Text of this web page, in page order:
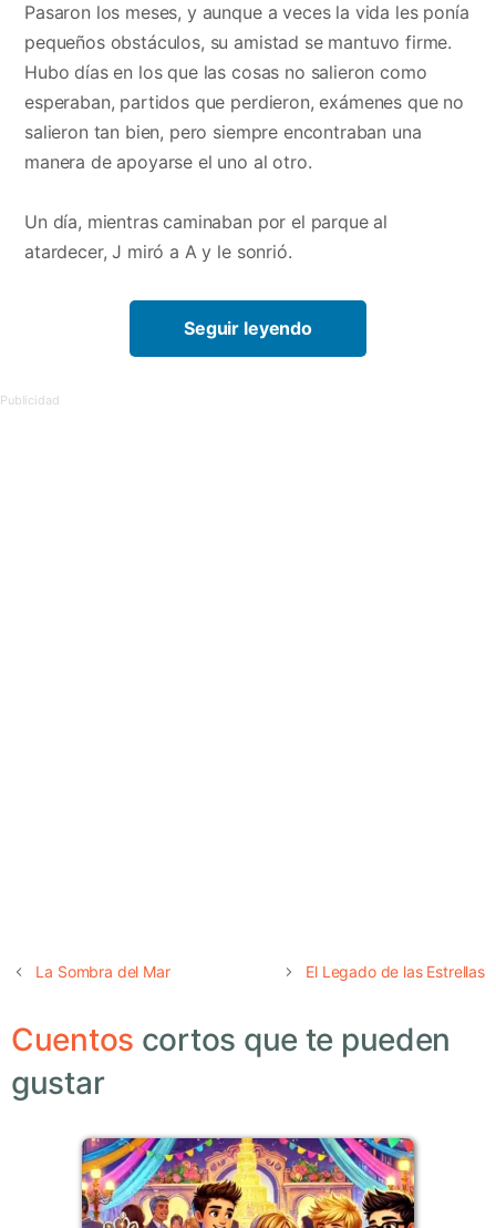
Pasaron los meses, y aunque a veces la vida les ponía
pequeños obstáculos, su amistad se mantuvo firme.
Hubo días en los que las cosas no salieron como
esperaban, partidos que perdieron, exámenes que no
salieron tan bien, pero siempre encontraban una
manera de apoyarse el uno al otro.
Un día, mientras caminaban por el parque al
atardecer, J miró a A y le sonrió.
Seguir leyendo
La Sombra del Mar El Legado de las Estrellas
Cuentos cortos que te pueden
gustar